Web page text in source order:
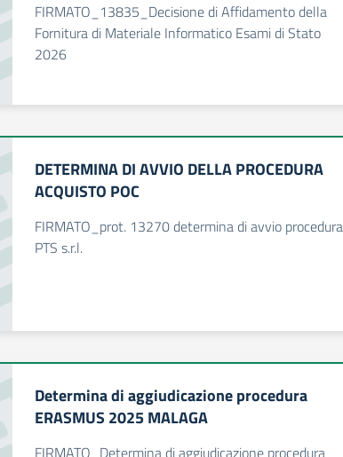
FIRMATO_13835_Decisione di Affidamento della
Fornitura di Materiale Informatico Esami di Stato
2026
DETERMINA DI AVVIO DELLA PROCEDURA
ACQUISTO POC
FIRMATO_prot. 13270 determina di avvio procedura
PTS s.r.l.
Determina di aggiudicazione procedura
ERASMUS 2025 MALAGA
FIRMATO_Determina di aggiudicazione procedura